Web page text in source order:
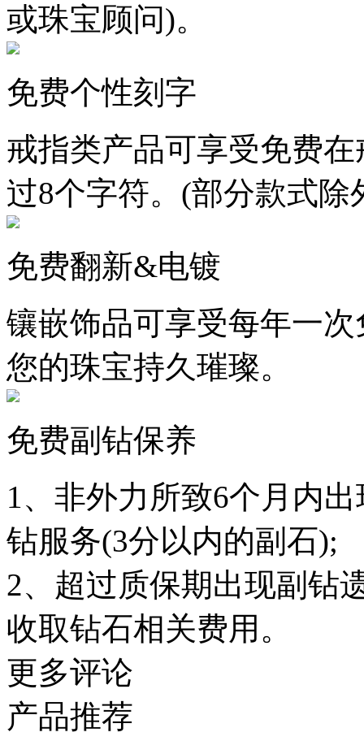
或珠宝顾问)。
免费个性刻字
戒指类产品可享受免费
过8个字符。(部分款式
免费翻新&电镀
镶嵌饰品可享受每年一
您的珠宝持久璀璨。
免费副钻保养
1、非外力所致6个月内
钻服务(3分以内的副石);
2、超过质保期出现副钻
收取钻石相关费用。
更多评论
产品推荐